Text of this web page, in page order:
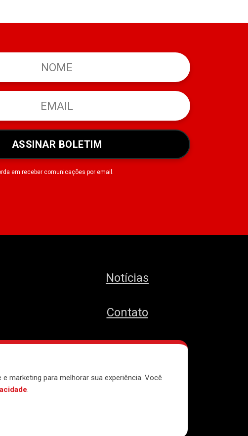
marketing para melhorar sua experiência. Você
.
ASSINAR BOLETIM
em receber comunicações por email.
Notícias
Contato